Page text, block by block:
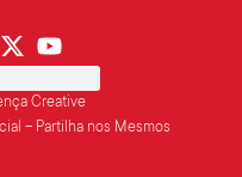
Creative
– Partilha nos Mesmos